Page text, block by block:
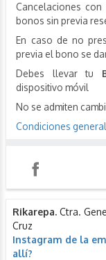
Cancelaciones
bonos sin previa
En caso de no
previa el bono se
Debes llevar tu
dispositivo móvil
No se admiten
Condiciones
Rikarepa. Ctra.
Cruz
Instagram de la
allí?